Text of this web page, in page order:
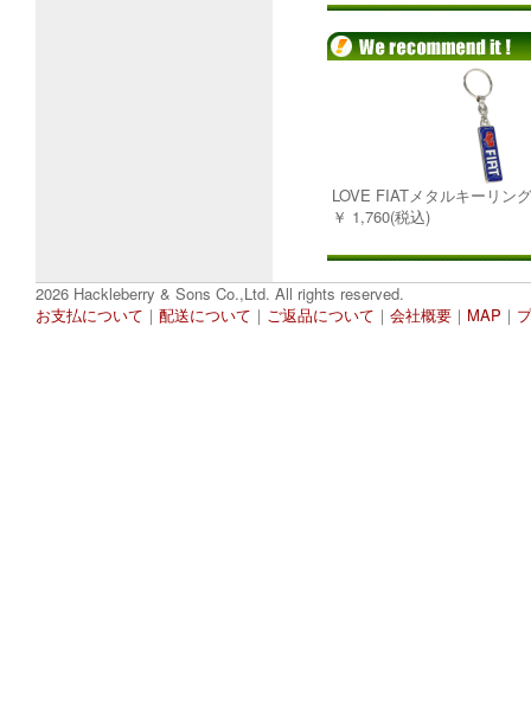
LOVE FIATメタルキーリン
￥ 1,760(税込)
2026 Hackleberry & Sons Co.,Ltd. All rights reserved.
お支払について ｜ 配送について ｜ ご返品について ｜ 会社概要 ｜ MAP ｜